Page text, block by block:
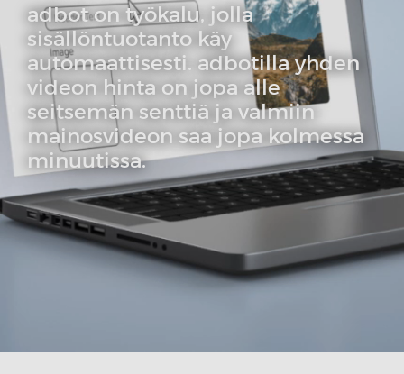
adbot on työkalu, jolla
sisällöntuotanto käy
automaattisesti. adbotilla yhden
videon hinta on jopa alle
seitsemän senttiä ja valmiin
mainosvideon saa jopa kolmessa
minuutissa.